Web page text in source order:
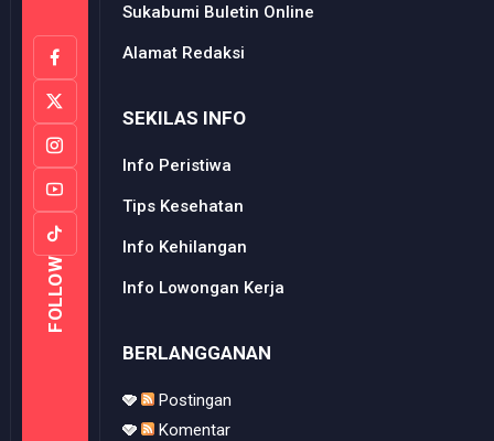
FOLLOW
Sukabumi Buletin Online
Alamat Redaksi
SEKILAS INFO
Info Peristiwa
Tips Kesehatan
Info Kehilangan
Info Lowongan Kerja
BERLANGGANAN
Postingan
Komentar